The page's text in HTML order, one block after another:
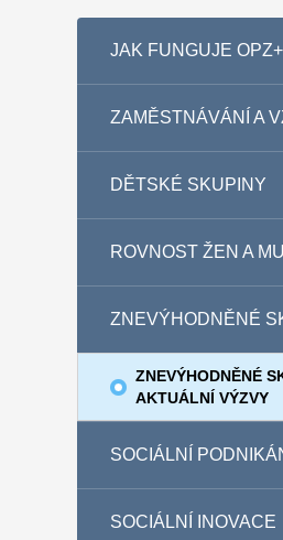
JAK FUNGUJE OPZ+
ZAMĚSTNÁVÁNÍ A
DĚTSKÉ SKUPINY
ROVNOST ŽEN A
ZNEVÝHODNĚNÉ
ZNEVÝHODNĚNÉ
AKTUÁLNÍ VÝZVY
SOCIÁLNÍ
SOCIÁLNÍ INOVACE